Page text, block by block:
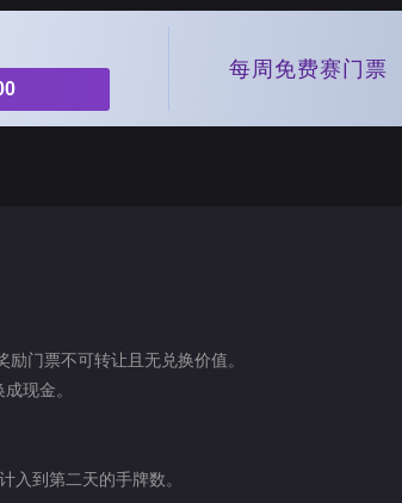
每周免费赛门票
门票不可转让且无兑换价值。
现金。
入到第二天的手牌数。